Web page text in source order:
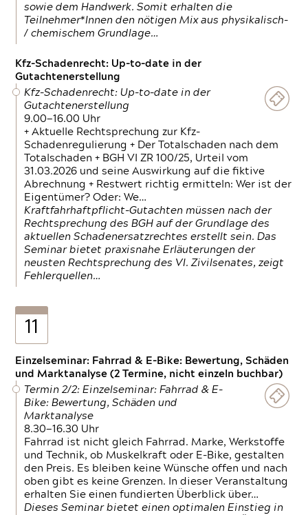
sowie dem Handwerk. Somit erhalten die
Teilnehmer*Innen den nötigen Mix aus physikalisch-
/ chemischem Grundlage…
Kfz-Schadenrecht: Up-to-date in der
Gutachtenerstellung
Kfz-Schadenrecht: Up-to-date in der
Gutachtenerstellung
9.00—16.00 Uhr
+ Aktuelle Rechtsprechung zur Kfz-
Schadenregulierung + Der Totalschaden nach dem
Totalschaden + BGH VI ZR 100/25, Urteil vom
31.03.2026 und seine Auswirkung auf die fiktive
Abrechnung + Restwert richtig ermitteln: Wer ist der
Eigentümer? Oder: We…
Kraftfahrhaftpflicht-Gutachten müssen nach der
Rechtsprechung des BGH auf der Grundlage des
aktuellen Schadenersatzrechtes erstellt sein. Das
Seminar bietet praxisnahe Erläuterungen der
neusten Rechtsprechung des VI. Zivilsenates, zeigt
Fehlerquellen…
11
Einzelseminar: Fahrrad & E-Bike: Bewertung, Schäden
und Marktanalyse (2 Termine, nicht einzeln buchbar)
Termin 2/2: Einzelseminar: Fahrrad & E-
Bike: Bewertung, Schäden und
Marktanalyse
8.30—16.30 Uhr
Fahrrad ist nicht gleich Fahrrad. Marke, Werkstoffe
und Technik, ob Muskelkraft oder E-Bike, gestalten
den Preis. Es bleiben keine Wünsche offen und nach
oben gibt es keine Grenzen. In dieser Veranstaltung
erhalten Sie einen fundierten Überblick über…
Dieses Seminar bietet einen optimalen Einstieg in